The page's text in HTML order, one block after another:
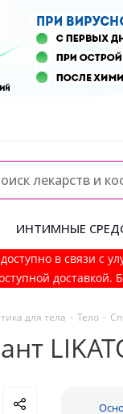
ИНТИМНЫЕ
в связи
доставкой.
для тела - Тело -